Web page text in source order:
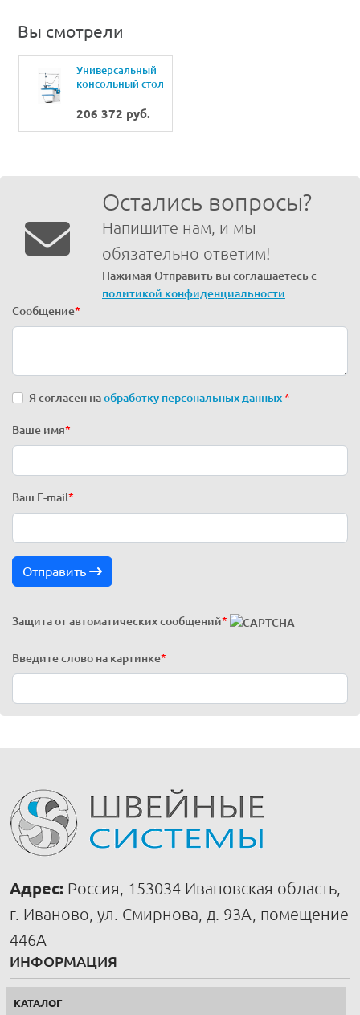
Вы смотрели
Универсальный
консольный стол
206 372 руб.
Остались вопросы?
Напишите нам, и мы
обязательно ответим!
Нажимая Отправить вы соглашаетесь с
политикой конфиденциальности
Сообщение*
Я согласен наобработку персональных данных*
Ваше имя*
Ваш E-mail*
Отправить
Защита от автоматических сообщений*
Введите слово на картинке*
Адрес: Россия, 153034 Ивановская область,
г. Иваново, ул. Смирнова, д. 93А, помещение
446А
ИНФОРМАЦИЯ
КАТАЛОГ